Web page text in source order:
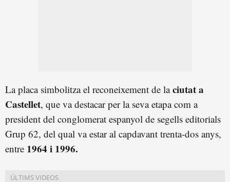
La placa simbolitza el reconeixement de laciutat a
Castellet, que va destacar per la seva etapa com a
president del conglomerat espanyol de segells editorials
Grup 62, del qual va estar al capdavant trenta-dos anys,
entre 1964 i 1996.